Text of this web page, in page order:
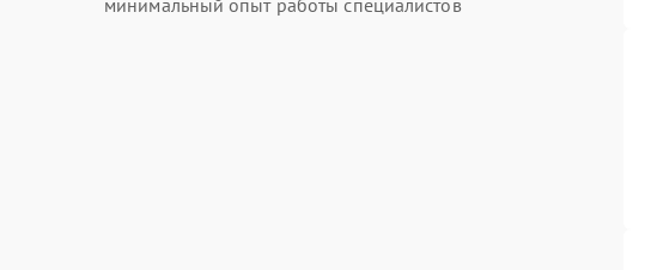
минимальный опыт работы специалистов